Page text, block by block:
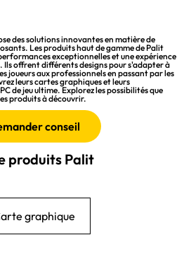
des solutions innovantes en matière de
Les produits haut de gamme de Palit
exceptionnelles et une expérience
Ils offrent différents designs pour s'adapter à
joueurs aux professionnels en passant par les
leurs cartes graphiques et leurs
de jeu ultime. Explorez les possibilités que
produits à découvrir.
conseil
produits Palit
graphique